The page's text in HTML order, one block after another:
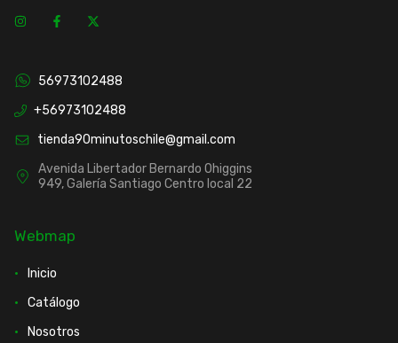
56973102488
+56973102488
tienda90minutoschile@gmail.com
Avenida Libertador Bernardo Ohiggins
949, Galería Santiago Centro local 22
Webmap
Inicio
Catálogo
Nosotros